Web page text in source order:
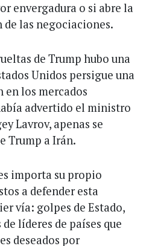
envergadura o si abre la
las negociaciones.
de Trump hubo una
Unidos persigue una
los mercados
advertido el ministro
Lavrov, apenas se
Trump a Irán.
importa su propio
a defender esta
vía: golpes de Estado,
líderes de países que
deseados por